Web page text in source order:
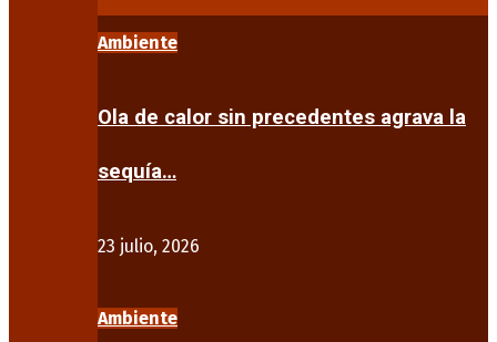
Ambiente
Ola de calor sin precedentes agrava la
sequía…
23 julio, 2026
Ambiente